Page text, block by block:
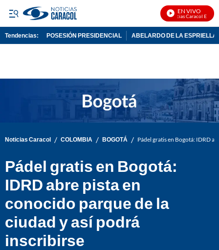
EN VIVO
Noticias Caracol En Vivo
Tendencias: POSESIÓN PRESIDENCIAL ABELARDO DE LA ESPRIELLA
Noticias Caracol / COLOMBIA / BOGOTÁ / Pádel gratis en Bogotá: IDRD
Pádel gratis en Bogotá:
IDRD abre pista en
conocido parque de la
ciudad y así podrá
inscribirse